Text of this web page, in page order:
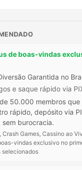
de boas-vindas
Garantida no
e saque rápido via
50.000 membros que
rápido, depósito via
sem burocracia.
Crash Games, Cassino ao
vindas exclusivo no
selecionados